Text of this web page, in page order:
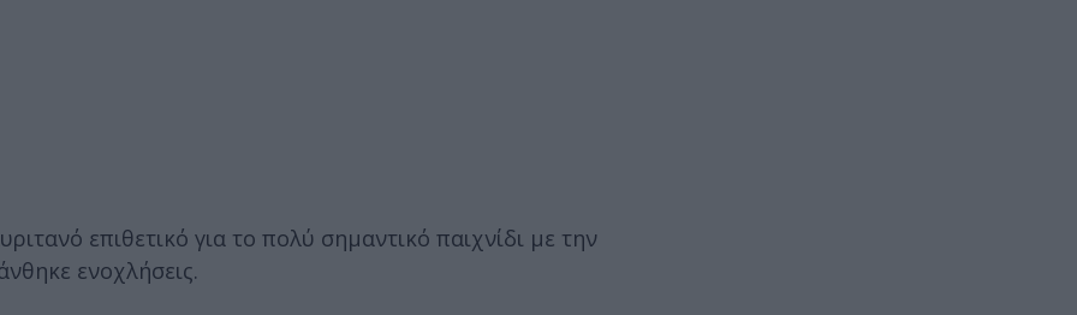
επιθετικό για το πολύ σημαντικό παιχνίδι με την
ενοχλήσεις.